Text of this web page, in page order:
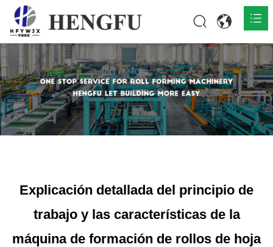
Inicio
Productos 
Acerca de 
Explicación detallada del principio de
trabajo y las características de la
máquina de formación de rollos de hoja